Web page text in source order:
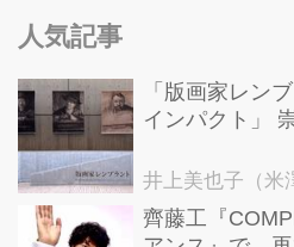
人気記事
「版画家レン
インパクト」
洋美術館にて9
井上美也子（米
齊藤工『